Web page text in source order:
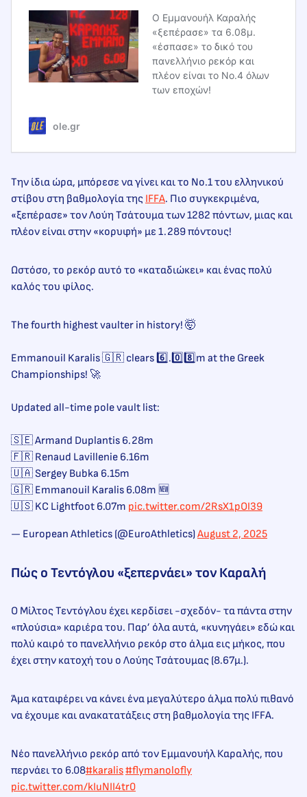
Ο Εμμανουήλ Καραλής
«ξεπέρασε» τα 6.08μ.
«έσπασε» το δικό του
πανελλήνιο ρεκόρ και
πλέον είναι το Νο.4 όλων
των εποχών!
ole.gr
Την ίδια ώρα, μπόρεσε να γίνει και το Νο.1 του ελληνικού
στίβου στη βαθμολογία της ΙFFA. Πιο συγκεκριμένα,
«ξεπέρασε» τον Λούη Τσάτουμα των 1282 πόντων, μιας και
πλέον είναι στην «κορυφή» με 1.289 πόντους!
Ωστόσο, το ρεκόρ αυτό το «καταδιώκει» και ένας πολύ
καλός του φίλος.
The fourth highest vaulter in history! 🤯
Emmanouil Karalis 🇬🇷 clears 6️⃣.0️⃣8️⃣m at the Greek
Championships! 🚀
Updated all-time pole vault list:
🇸🇪 Armand Duplantis 6.28m
🇫🇷 Renaud Lavillenie 6.16m
🇺🇦 Sergey Bubka 6.15m
🇬🇷 Emmanouil Karalis 6.08m 🆕
🇺🇸 KC Lightfoot 6.07m pic.twitter.com/2RsX1pOI39
— European Athletics (@EuroAthletics)August 2, 2025
Πώς o Τεντόγλου «ξεπερνάει» τον Καραλή
Ο Μίλτος Τεντόγλου έχει κερδίσει -σχεδόν- τα πάντα στην
«πλούσια» καριέρα του. Παρ’ όλα αυτά, «κυνηγάει» εδώ και
πολύ καιρό το πανελλήνιο ρεκόρ στο άλμα εις μήκος, που
έχει στην κατοχή του ο Λούης Τσάτουμας (8.67μ.).
Άμα καταφέρει να κάνει ένα μεγαλύτερο άλμα πολύ πιθανό
να έχουμε και ανακατατάξεις στη βαθμολογία της IFFA.
Νέο πανελλήνιο ρεκόρ από τον Εμμανουήλ Καραλής, που
περνάει το 6.08#karalis#flymanolofly
pic.twitter.com/kIuNII4tr0